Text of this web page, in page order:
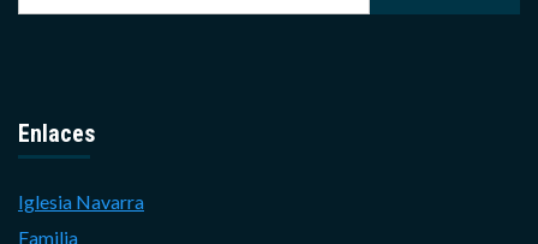
Enlaces
Iglesia Navarra
Familia